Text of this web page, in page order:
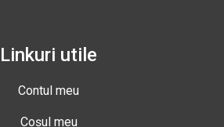
Linkuri utile
Contul meu
Coșul meu